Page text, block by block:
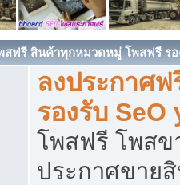
สฟรี สินค้าทุกหมวดหมู่ โพสฟรี รอ
ลงประกาศ
รองรับ
โพสฟรี โพสข
ประกาศขาย